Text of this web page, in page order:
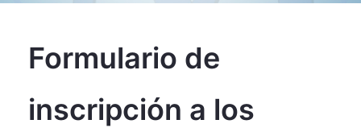
Formulario de
inscripción a los